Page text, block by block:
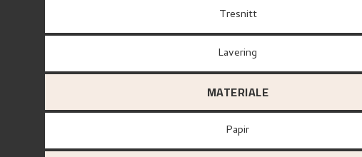
Tresnitt
Lavering
MATERIALE
papir